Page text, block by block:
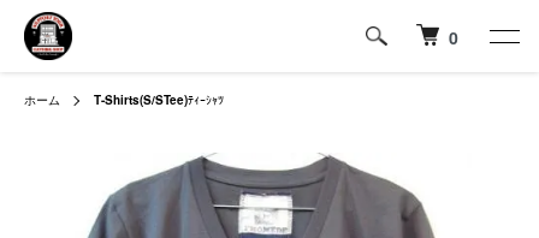
0
ホーム T-Shirts(S/STee)ﾃｨｰｼｬﾂ